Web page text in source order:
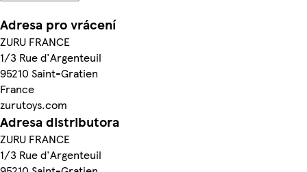
Adresa pro vrácení
ZURU FRANCE
1/3 Rue d'Argenteuil
95210 Saint-Gratien
France
zurutoys.com
Adresa distributora
ZURU FRANCE
1/3 Rue d'Argenteuil